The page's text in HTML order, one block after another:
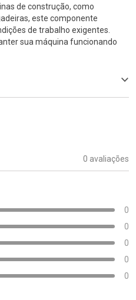
de construção, como
este componente
de trabalho exigentes.
sua máquina funcionando
0 avaliações
0
0
0
0
0